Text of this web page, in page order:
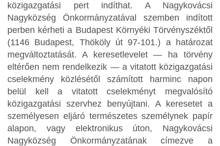
közigazgatási pert indíthat. A Nagykovácsi
Nagyközség Önkormányzatával szemben indított
perben kérheti a Budapest Környéki Törvényszéktől
(1146 Budapest, Thököly út 97-101.) a határozat
megváltoztatását. A keresetlevelet — ha törvény
eltérően nem rendelkezik — a vitatott közigazgatási
cselekmény közlésétől számított harminc napon
belül kell a vitatott cselekményt megvalósító
közigazgatási szervhez benyújtani. A keresetet a
személyesen eljáró természetes személynek papír
alapon, vagy elektronikus úton, Nagykovácsi
Nagyközség Önkormányzatának címezve a